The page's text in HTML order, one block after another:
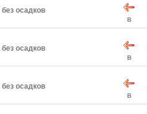
без осадков
В
без осадков
В
без осадков
В